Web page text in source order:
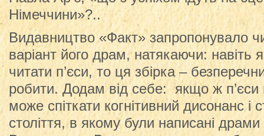
Німеччини»?..
Видавництво «Факт» запропонувало
варіант його драм, натякаючи: навіть
читати п’єси, то ця збірка –
робити. Додам від себе: якщо ж п’єси
може спіткати когнітивний дисонанс і
століття, в якому були написані драми